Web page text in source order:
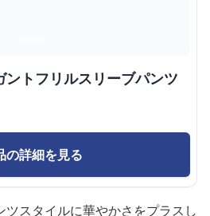
トフリルスリーブパンツ
の詳細を見る
スタイルに華やかさをプラスし